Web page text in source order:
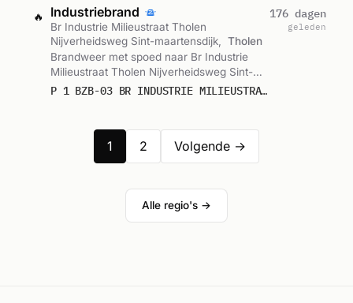
🔥 Industriebrand
Br Industrie Milieustraat Tholen
Nijverheidsweg Sint-maartensdijk, Tholen
Brandweer met spoed naar Br Industrie
Milieustraat Tholen Nijverheidsweg Sint-
maartensdijk in Tholen. Gemeld om 18:51.P 1 BZB-03 BR INDUSTRIE MILIEUSTRAAT THOLEN NIJVERHEIDSWEG SINT-MAARTENSDIJK 192234 201092
176 dagen
geleden
1 2 Volgende →
Alle regio's →